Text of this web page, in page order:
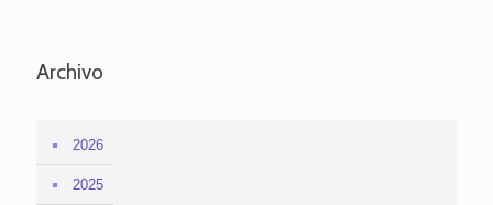
Archivo
2026
2025